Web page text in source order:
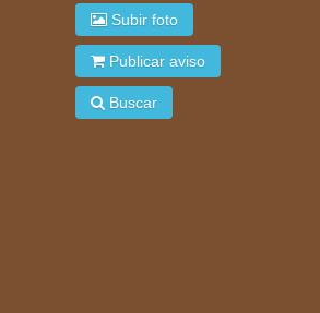
Subir foto
Publicar aviso
Buscar